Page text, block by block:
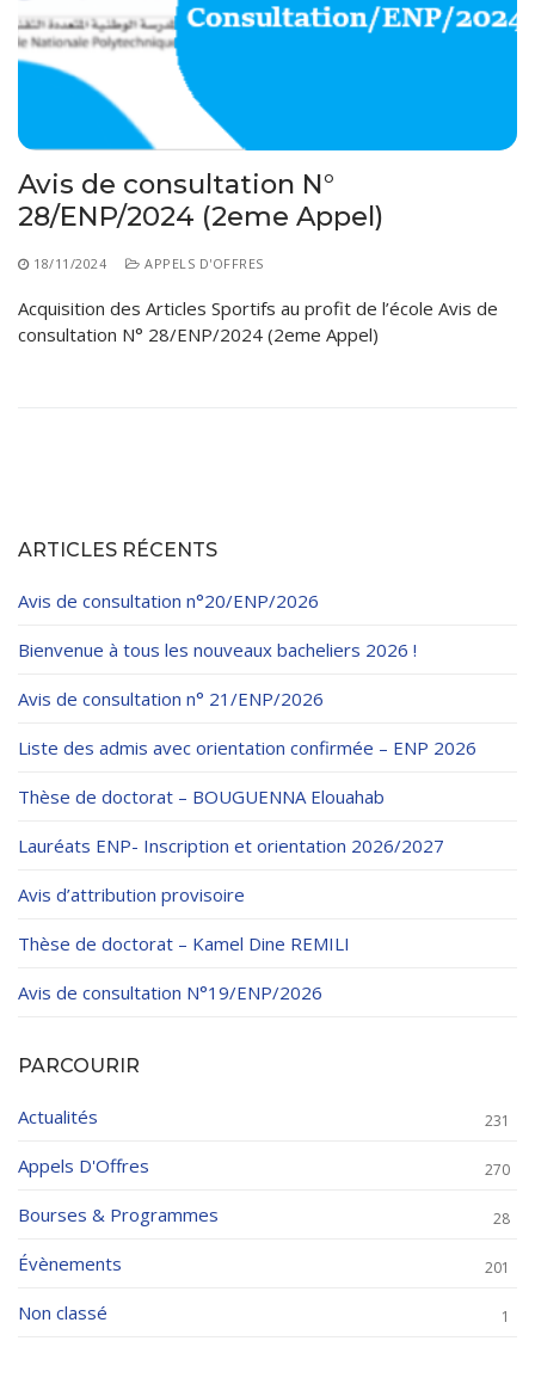
Classes Préparatoires
Programmes Pédagogiques
Formations assurées
Diplômes
Imprimés des œuvres Sociales
Charte de Déontologie et D’éthique Universitaires
Avis de consultation N°
28/ENP/2024 (2eme Appel)
18/11/2024 APPELS D'OFFRES
Acquisition des Articles Sportifs au profit de l’école Avis de
consultation N° 28/ENP/2024 (2eme Appel)
ARTICLES RÉCENTS
Avis de consultation n°20/ENP/2026
Bienvenue à tous les nouveaux bacheliers 2026 !
Avis de consultation n° 21/ENP/2026
Liste des admis avec orientation confirmée – ENP 2026
Thèse de doctorat – BOUGUENNA Elouahab
Lauréats ENP- Inscription et orientation 2026/2027
Avis d’attribution provisoire
Thèse de doctorat – Kamel Dine REMILI
Avis de consultation N°19/ENP/2026
PARCOURIR
Actualités 231
Appels D'Offres 270
Bourses & Programmes 28
Évènements 201
Non classé 1